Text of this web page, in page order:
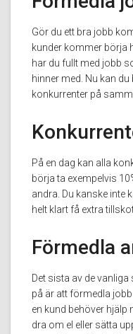
Gör du ett bra jobb
kunder kommer börja
har du fullt med jobb
hinner med. Nu kan
konkurrenter på
På en dag kan alla
börja ta exempelvis
andra. Du kanske inte
helt klart få extra
Förmedla
Det sista av de
på är att förmedla
en kund behöver hjälp
dra om el eller sätta